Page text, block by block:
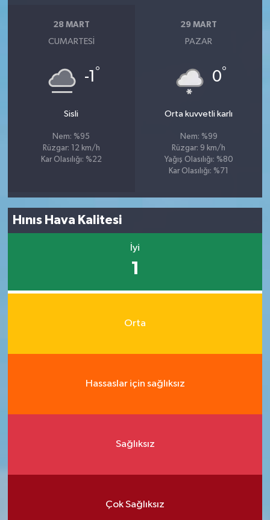
28 MART
CUMARTESI
-1 °
Sisli
Nem: %95
Rüzgar: 12 km/h
Kar Olasılığı: %22
29 MART
PAZAR
0°
Orta kuvvetli karlı
Nem: %99
Rüzgar: 9 km/h
Yağış Olasılığı: %80
Kar Olasılığı: %71
Hınıs Hava Kalitesi
İyi
1
Orta
Hassaslar için sağlıksız
Sağlıksız
Çok Sağlıksız